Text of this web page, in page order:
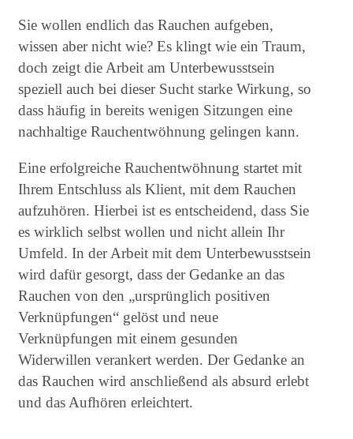
Sie wollen endlich das Rauchen aufgeben,
wissen aber nicht wie? Es klingt wie ein Traum,
doch zeigt die Arbeit am Unterbewusstsein
speziell auch bei dieser Sucht starke Wirkung, so
dass häufig in bereits wenigen Sitzungen eine
nachhaltige Rauchentwöhnung gelingen kann.
Eine erfolgreiche Rauchentwöhnung startet mit
Ihrem Entschluss als Klient, mit dem Rauchen
aufzuhören. Hierbei ist es entscheidend, dass Sie
es wirklich selbst wollen und nicht allein Ihr
Umfeld. In der Arbeit mit dem Unterbewusstsein
wird dafür gesorgt, dass der Gedanke an das
Rauchen von den „ursprünglich positiven
Verknüpfungen“ gelöst und neue
Verknüpfungen mit einem gesunden
Widerwillen verankert werden. Der Gedanke an
das Rauchen wird anschließend als absurd erlebt
und das Aufhören erleichtert.